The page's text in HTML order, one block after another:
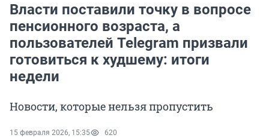
Власти поставили точку в вопросе
пенсионного возраста, а
пользователей Telegram призвали
готовиться к худшему: итоги
недели
Новости, которые нельзя пропустить
15 февраля 2026, 15:35 620